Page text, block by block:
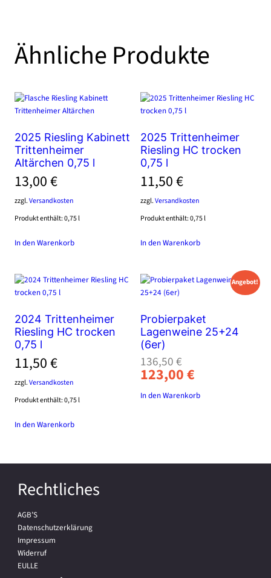
Ähnliche Produkte
2025 Riesling Kabinett
Trittenheimer
Altärchen 0,75 l
13,00€
zzgl.Versandkosten
Produkt enthält: 0,75l
In den Warenkorb
2025 Trittenheimer
Riesling HC trocken
0,75 l
11,50€
zzgl.Versandkosten
Produkt enthält: 0,75l
In den Warenkorb
2024 Trittenheimer
Riesling HC trocken
0,75 l
11,50€
zzgl.Versandkosten
Produkt enthält: 0,75l
In den Warenkorb
Angebot!
Probierpaket
Lagenweine 25+24
(6er)
136,50€
Ursprünglicher
Preis
war:
136,50 €
123,00€
Aktueller
Preis
ist:
123,00 €.
In den Warenkorb
Rechtliches
AGB’S
Datenschutzerklärung
Impressum
Widerruf
EULLE